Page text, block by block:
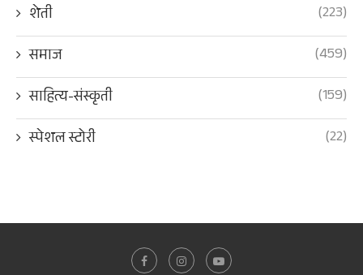
शेती
(223)
समाज
(459)
साहित्य-संस्कृती
(159)
स्पेशल स्टोरी
(22)